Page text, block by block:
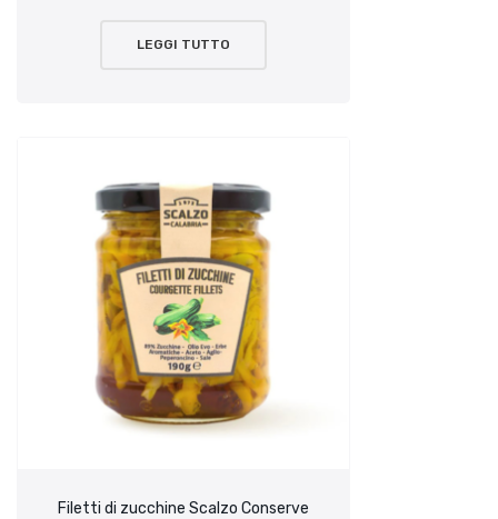
LEGGI TUTTO
Filetti di zucchine Scalzo Conserve